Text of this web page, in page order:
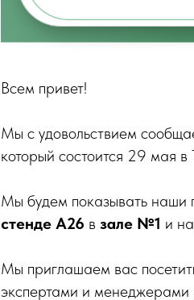
Всем привет!
Мы с удовольствием
который состоится 29 мая в
Мы будем показывать наши
стенде A26 в зале №1 и
Мы приглашаем вас
экспертами и менеджерами